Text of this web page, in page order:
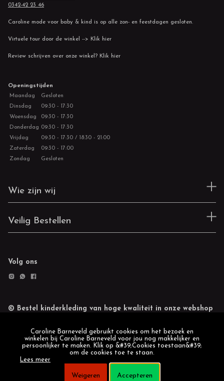
0342-42 23 46
Caroline mode voor baby & kind is op alle zon- en feestdagen gesloten.
Virtuele tour door de winkel --> Klik hier
Review schrijven over onze winkel? Klik hier
Openingstijden
Maandag
Gesloten
Dinsdag
09:30 - 17:30
Woensdag
09:30 - 17:30
Donderdag 09:30 - 17:30
Vrijdag
09:30 - 17:30 / 18:30 - 21:00
Zaterdag
09:30 - 17:00
Zondag
Gesloten
Wie zijn wij
Veilig Bestellen
Volg ons
© Bestel kinderkleding van hoge kwaliteit in onze webshop
Caroline Barneveld gebruikt cookies om het bezoek en
winkelen bij Caroline Barneveld voor jou nog makkelijker en
persoonlijker te maken. Klik op &#39;Cookies toestaan&#39;
om de cookies toe te staan.
Lees meer
Weigeren Accepteren